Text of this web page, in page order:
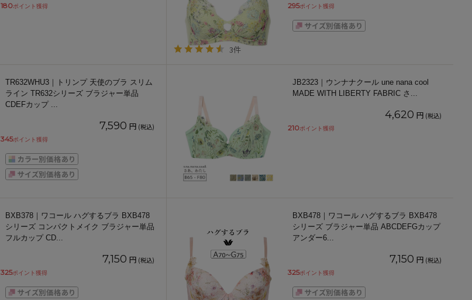
180ポイント獲得
3件
295ポイント獲得
TR632WHU3｜トリンプ 天使のブラ スリム
ライン TR632シリーズ ブラジャー単品
CDEFカップ ...
7,590 円 (税込)
345ポイント獲得
JB2323｜ウンナナクール une nana cool
MADE WITH LIBERTY FABRIC さ ...
4,620 円 (税込)
210ポイント獲得
BXB378｜ワコール ハグするブラ BXB478
シリーズ コンパクトメイク ブラジャー単品
フルカップ CD...
7,150 円 (税込)
325ポイント獲得
BXB478｜ワコール ハグするブラ BXB478
シリーズ ブラジャー単品 ABCDEFGカップ
アンダー6...
7,150 円 (税込)
325ポイント獲得